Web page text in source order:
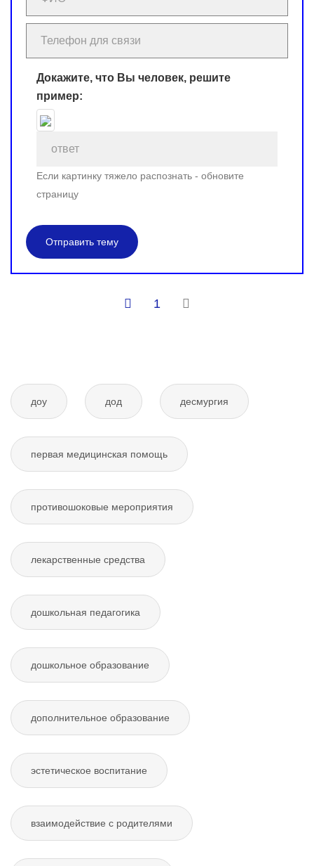
Докажите, что Вы человек, решите
пример:
Если картинку тяжело распознать - обновите
страницу
Отправить тему
1
доу дод десмургия
первая медицинская помощь
противошоковые мероприятия
лекарственные средства
дошкольная педагогика
дошкольное образование
дополнительное образование
эстетическое воспитание
взаимодействие с родителями